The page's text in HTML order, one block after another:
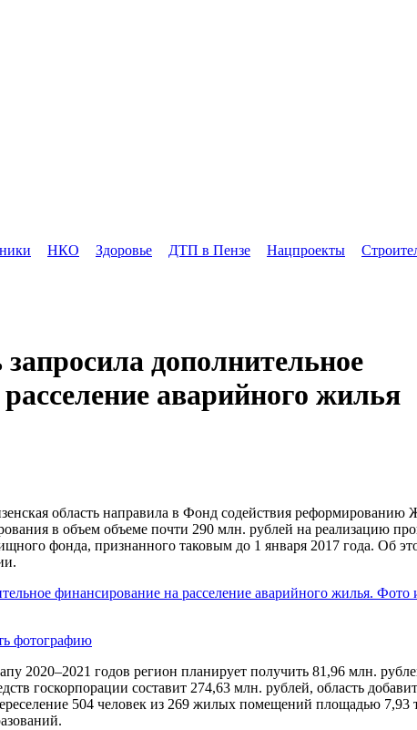
НКО Здоровье ДТП в Пензе Нацпроекты
дополнительное
аварийного жилья
область направила в Фонд содействия реформированию
в объем объеме почти 290 млн. рублей на реализацию
фонда, признанного таковым до 1 января 2017 года. Об
фотографию
2020–2021 годов регион планирует получить 81,96 млн.
госкорпорации составит 274,63 млн. рублей, область
504 человек из 269 жилых помещений площадью 7,93